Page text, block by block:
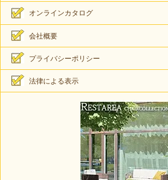
オンラインカタログ
会社概要
プライバシーポリシー
法律による表示